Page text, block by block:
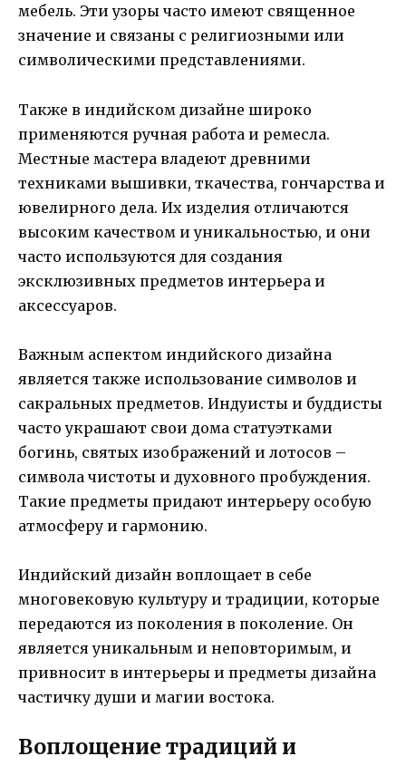
мебель. Эти узоры часто имеют священное
значение и связаны с религиозными или
символическими представлениями.
Также в индийском дизайне широко
применяются ручная работа и ремесла.
Местные мастера владеют древними
техниками вышивки, ткачества, гончарства и
ювелирного дела. Их изделия отличаются
высоким качеством и уникальностью, и они
часто используются для создания
эксклюзивных предметов интерьера и
аксессуаров.
Важным аспектом индийского дизайна
является также использование символов и
сакральных предметов. Индуисты и буддисты
часто украшают свои дома статуэтками
богинь, святых изображений и лотосов –
символа чистоты и духовного пробуждения.
Такие предметы придают интерьеру особую
атмосферу и гармонию.
Индийский дизайн воплощает в себе
многовековую культуру и традиции, которые
передаются из поколения в поколение. Он
является уникальным и неповторимым, и
привносит в интерьеры и предметы дизайна
частичку души и магии востока.
Воплощение традиций и